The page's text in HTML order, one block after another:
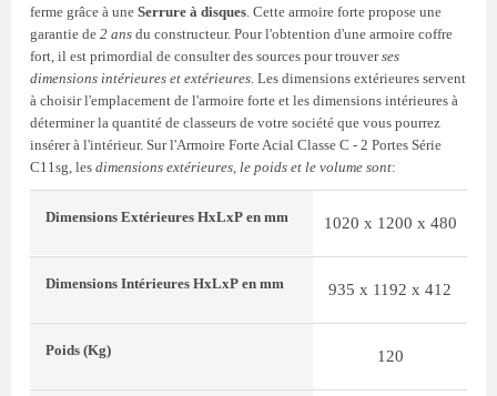
ferme grâce à une Serrure à disques . Cette armoire forte propose une
garantie de 2 ans du constructeur. Pour l'obtention d'une armoire coffre
fort, il est primordial de consulter des sources pour trouverses
dimensions intérieures et extérieures . Les dimensions extérieures servent
à choisir l'emplacement de l'armoire forte et les dimensions intérieures à
déterminer la quantité de classeurs de votre société que vous pourrez
insérer à l'intérieur. Sur l'Armoire Forte Acial Classe C - 2 Portes Série
C11sg, les dimensions extérieures, le poids et le volume sont:
Dimensions Extérieures HxLxP en mm 1020 x 1200 x 480
Dimensions Intérieures HxLxP en mm 935 x 1192 x 412
Poids (Kg) 120